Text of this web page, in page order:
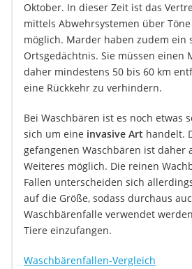
Oktober. In dieser Zeit ist das
mittels Abwehrsystemen über
möglich. Marder haben zudem ein
Ortsgedächtnis. Sie müssen einen
daher mindestens 50 bis 60 km
eine Rückkehr zu verhindern.
Bei Waschbären ist es noch etwas
sich um eine invasive Art handelt.
gefangenen Waschbären ist daher
Weiteres möglich. Die reinen
Fallen unterscheiden sich
auf die Größe, sodass durchaus
Waschbärenfalle verwendet
Tiere einzufangen.
Waschbärenfallen-Vergleich